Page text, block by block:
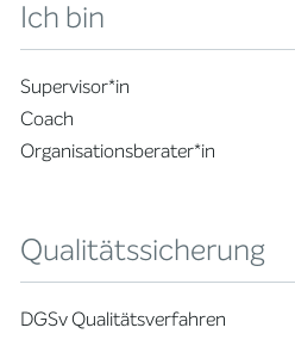
Ich bin
Supervisor*in
Coach
Organisationsberater*in
Qualitätssicherung
DGSv Qualitätsverfahren